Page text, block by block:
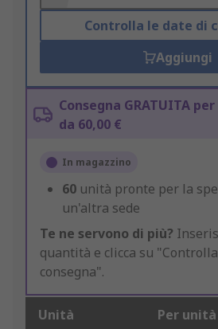
Controlla le date di
Aggiungi
Consegna GRATUITA
da 60,00 €
In magazzino
60 unità pronte per la
un'altra sede
Te ne servono di più?
quantità e clicca su
consegna".
Unità Per unità